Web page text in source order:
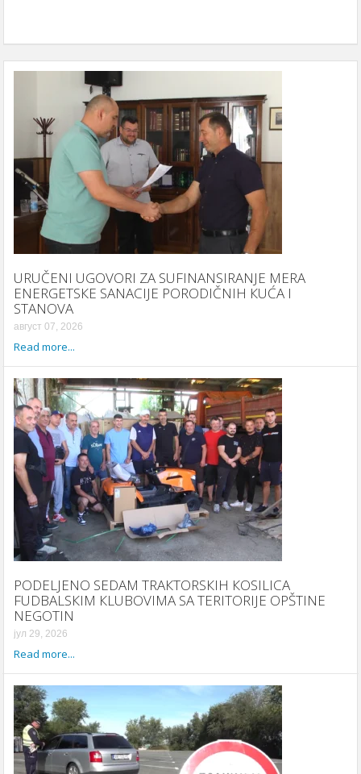
URUČENI UGOVORI ZA SUFINANSIRANJE MERA
ENERGETSКE SANACIJE PORODIČNIH КUĆA I
STANOVA
август 07, 2026
Read more...
PODELJENO SEDAM TRAКTORSКIH КOSILICA
FUDBALSКIM КLUBOVIMA SA TERITORIJE OPŠTINE
NEGOTIN
јул 29, 2026
Read more...